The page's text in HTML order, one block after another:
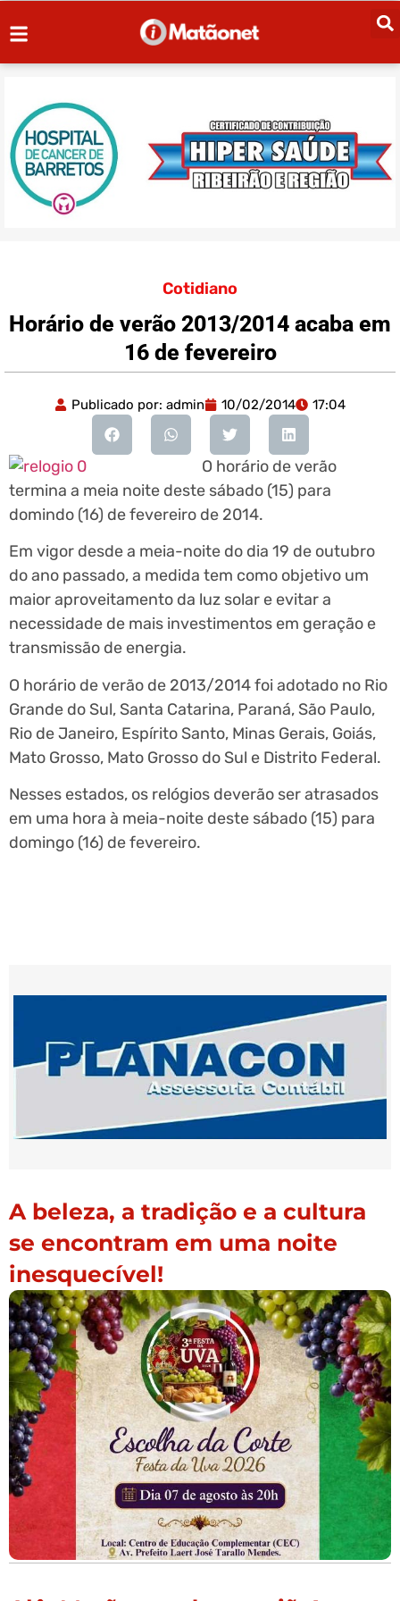
Cotidiano
Horário de verão 2013/2014 acaba em
16 de fevereiro
Publicado por: admin 10/02/2014 17:04
O horário de verão
termina a meia noite deste sábado (15) para
domindo (16) de fevereiro de 2014.
Em vigor desde a meia-noite do dia 19 de outubro
do ano passado, a medida tem como objetivo um
maior aproveitamento da luz solar e evitar a
necessidade de mais investimentos em geração e
transmissão de energia.
O horário de verão de 2013/2014 foi adotado no Rio
Grande do Sul, Santa Catarina, Paraná, São Paulo,
Rio de Janeiro, Espírito Santo, Minas Gerais, Goiás,
Mato Grosso, Mato Grosso do Sul e Distrito Federal.
Nesses estados, os relógios deverão ser atrasados
em uma hora à meia-noite deste sábado (15) para
domingo (16) de fevereiro.
A beleza, a tradição e a cultura
se encontram em uma noite
inesquecível!